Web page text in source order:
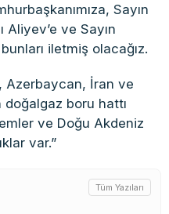
Sayın
ve Sayın
iletmiş olacağız.
Azerbaycan, İran ve
boru hattı
ve Doğu Akdeniz
var.”
Tüm Yazıları